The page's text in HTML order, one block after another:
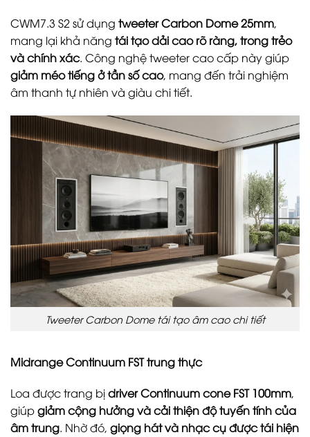
CWM7.3 S2 sử dụng tweeter Carbon Dome 25mm,
mang lại khả năng tái tạo dải cao rõ ràng, trong trẻo
và chính xác. Công nghệ tweeter cao cấp này giúp
giảm méo tiếng ở tần số cao, mang đến trải nghiệm
âm thanh tự nhiên và giàu chi tiết.
Tweeter Carbon Dome tái tạo âm cao chi tiết
Midrange Continuum FST trung thực
Loa được trang bịdriver Continuum cone FST 100mm,
giúpgiảm cộng hưởng và cải thiện độ tuyến tính của
âm trung. Nhờ đó, giọng hát và nhạc cụ được tái hiện